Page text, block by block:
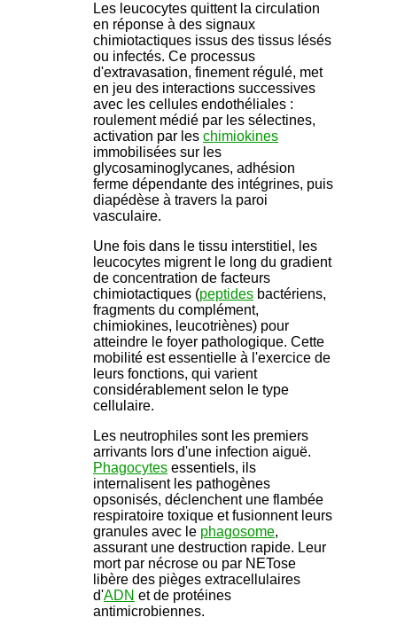
Les leucocytes quittent la circulation
en réponse à des signaux
chimiotactiques issus des tissus lésés
ou infectés. Ce processus
d'extravasation, finement régulé, met
en jeu des interactions successives
avec les cellules endothéliales :
roulement médié par les sélectines,
activation par les chimiokines
immobilisées sur les
glycosaminoglycanes, adhésion
ferme dépendante des intégrines, puis
diapédèse à travers la paroi
vasculaire.
Une fois dans le tissu interstitiel, les
leucocytes migrent le long du gradient
de concentration de facteurs
chimiotactiques (peptides bactériens,
fragments du complément,
chimiokines, leucotriènes) pour
atteindre le foyer pathologique. Cette
mobilité est essentielle à l'exercice de
leurs fonctions, qui varient
considérablement selon le type
cellulaire.
Les neutrophiles sont les premiers
arrivants lors d'une infection aiguë.
Phagocytes essentiels, ils
internalisent les pathogènes
opsonisés, déclenchent une flambée
respiratoire toxique et fusionnent leurs
granules avec le phagosome,
assurant une destruction rapide. Leur
mort par nécrose ou par NETose
libère des pièges extracellulaires
d'ADN et de protéines
antimicrobiennes.